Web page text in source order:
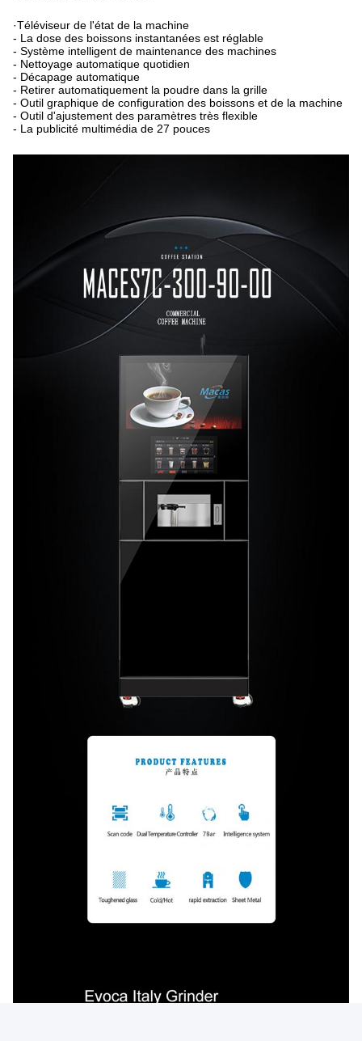
·Téléviseur de l'état de la machine
- La dose des boissons instantanées est réglable
- Système intelligent de maintenance des machines
- Nettoyage automatique quotidien
- Décapage automatique
- Retirer automatiquement la poudre dans la grille
- Outil graphique de configuration des boissons et de la machine
- Outil d'ajustement des paramètres très flexible
- La publicité multimédia de 27 pouces